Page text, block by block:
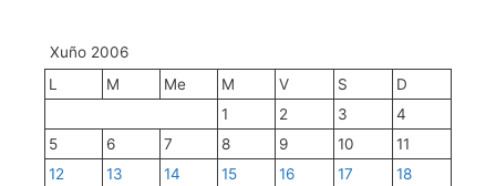
Xuño 2006
L
M Me M V S
D
1
2 3
4
5
6 7 8 9 10
11
12
13 14 15 16 17
18